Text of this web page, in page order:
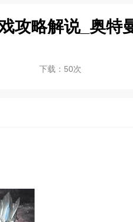
攻略解说_奥特
下载：50次